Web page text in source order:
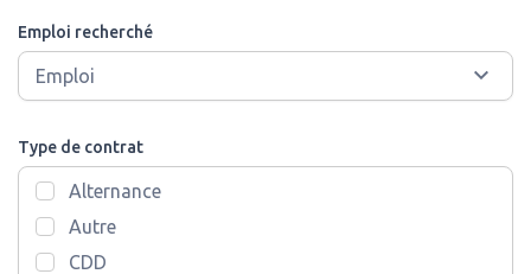
Emploi recherché
Type de contrat
Alternance
Autre
CDD